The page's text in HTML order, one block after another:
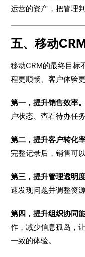
运营的资产，把管理
五、移动
移动CRM的最终目标
程更顺畅、客户体验
第一，提升销售效率。
户状态、查看待办任
第二，提升客户转化率
完整记录后，销售可
第三，提升管理透明度
速发现问题并调整资源
第四，提升组织协同能
作，减少信息孤岛，
一致的体验。